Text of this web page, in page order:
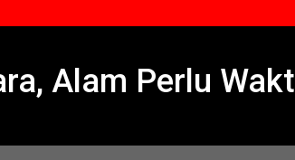
Alam Perlu